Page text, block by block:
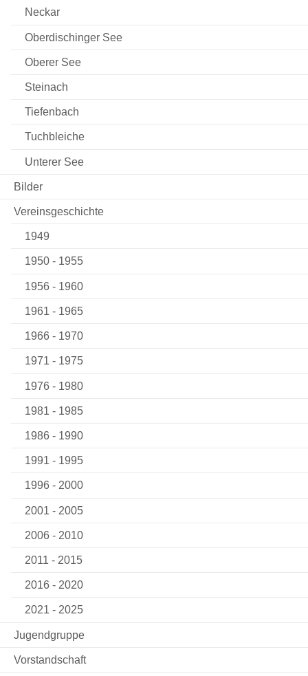
Neckar
Oberdischinger See
Oberer See
Steinach
Tiefenbach
Tuchbleiche
Unterer See
Bilder
Vereinsgeschichte
1949
1950 - 1955
1956 - 1960
1961 - 1965
1966 - 1970
1971 - 1975
1976 - 1980
1981 - 1985
1986 - 1990
1991 - 1995
1996 - 2000
2001 - 2005
2006 - 2010
2011 - 2015
2016 - 2020
2021 - 2025
Jugendgruppe
Vorstandschaft